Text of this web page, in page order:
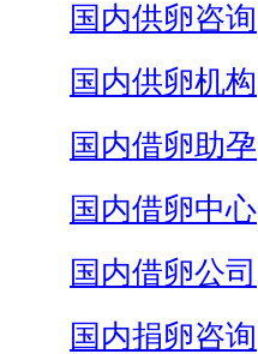
国内供卵咨询
国内供卵机构
国内借卵助孕
国内借卵中心
国内借卵公司
国内捐卵咨询